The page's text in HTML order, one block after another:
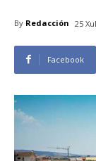
By Redacción 25
Facebook